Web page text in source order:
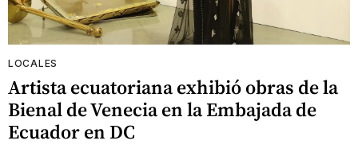
LOCALES
Artista ecuatoriana exhibió obras de la
Bienal de Venecia en la Embajada de
Ecuador en DC